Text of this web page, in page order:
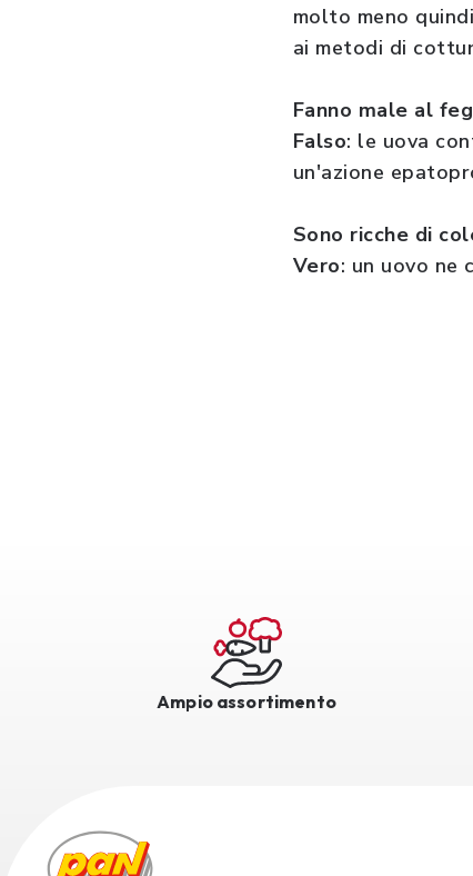
molto meno
ai metodi di
Fanno male al
Falso: le uova
un'azione
Sono ricche di
Vero: un uovo ne
Ampio assortimento